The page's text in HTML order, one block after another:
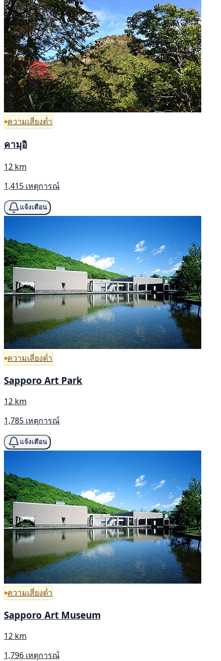
ความเสี่ยงต่ำ
คามุอิ
12 km
1,415 เหตุการณ์
แจ้งเตือน
ความเสี่ยงต่ำ
Sapporo Art Park
12 km
1,785 เหตุการณ์
แจ้งเตือน
ความเสี่ยงต่ำ
Sapporo Art Museum
12 km
1,796 เหตุการณ์